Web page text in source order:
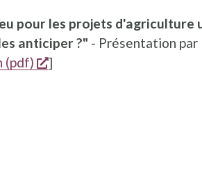
pour les projets d'agriculture
anticiper ?" - Présentation
(pdf) opent een nieuw venster
]